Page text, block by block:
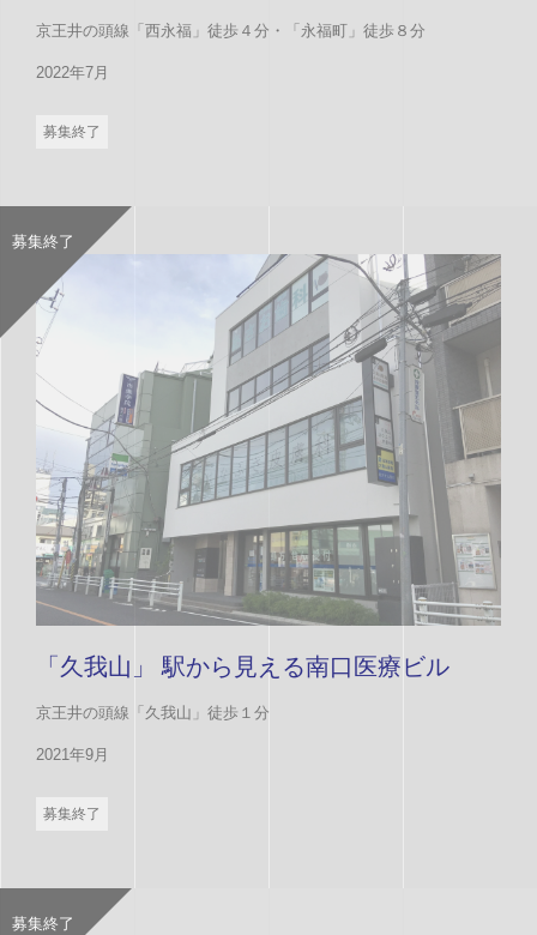
京王井の頭線「西永福」徒歩４分・「永福町」徒歩８分
2022年7月
募集終了
「久我山」 駅から見える南口医療ビル
京王井の頭線「久我山」徒歩１分
2021年9月
募集終了
募集終了
募集終了